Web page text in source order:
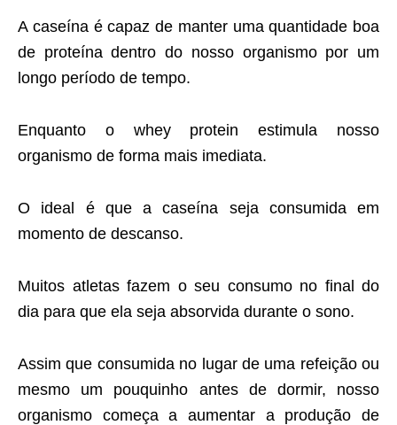
A caseína é capaz de manter uma quantidade boa
de proteína dentro do nosso organismo por um
longo período de tempo.
Enquanto o whey protein estimula nosso
organismo de forma mais imediata.
O ideal é que a caseína seja consumida em
momento de descanso.
Muitos atletas fazem o seu consumo no final do
dia para que ela seja absorvida durante o sono.
Assim que consumida no lugar de uma refeição ou
mesmo um pouquinho antes de dormir, nosso
organismo começa a aumentar a produção de